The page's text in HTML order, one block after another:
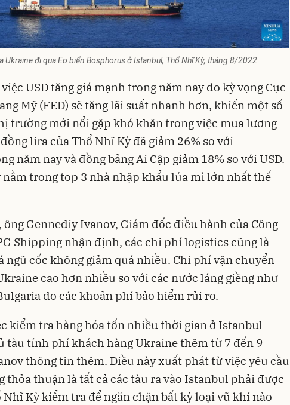
Ukraine đi qua Eo biển Bosphorus ở Istanbul, Thổ Nhĩ Kỳ, tháng 8/2022
USD tăng giá mạnh trong năm nay do kỳ vọng Cục
Mỹ (FED) sẽ tăng lãi suất nhanh hơn, khiến một số
trường mới nổi gặp khó khăn trong việc mua lương
lira của Thổ Nhĩ Kỳ đã giảm 26% so với
năm nay và đồng bảng Ai Cập giảm 18% so với USD.
nằm trong top 3 nhà nhập khẩu lúa mì lớn nhất thế
ông Gennediy Ivanov, Giám đốc điều hành của Công
Shipping nhận định, các chi phí logistics cũng là
ngũ cốc không giảm quá nhiều. Chi phí vận chuyển
cao hơn nhiều so với các nước láng giềng như
do các khoản phí bảo hiểm rủi ro.
kiểm tra hàng hóa tốn nhiều thời gian ở Istanbul
tàu tính phí khách hàng Ukraine thêm từ 7 đến 9
thông tin thêm. Điều này xuất phát từ việc yêu cầu
thỏa thuận là tất cả các tàu ra vào Istanbul phải được
Kỳ kiểm tra để ngăn chặn bất kỳ loại vũ khí nào